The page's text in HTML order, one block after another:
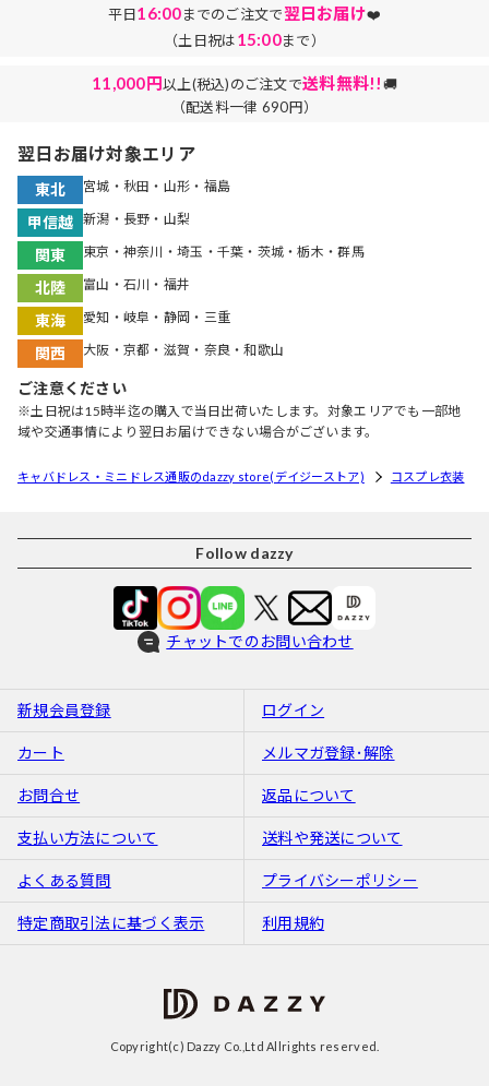
平日16:00までのご注文で翌日お届け❤️
（土日祝は15:00まで）
11,000円以上(税込)のご注文で送料無料!!🚚
（配送料一律 690円）
翌日お届け対象エリア
東北 宮城・秋田・山形・福島
甲信越 新潟・長野・山梨
関東 東京・神奈川・埼玉・千葉・茨城・栃木・群馬
北陸 富山・石川・福井
東海 愛知・岐阜・静岡・三重
関西 大阪・京都・滋賀・奈良・和歌山
ご注意ください
※土日祝は15時半迄の購入で当日出荷いたします。対象エリアでも一部地
域や交通事情により翌日お届けできない場合がございます。
キャバドレス・ミニドレス通販のdazzy store(デイジーストア) コスプレ衣装
Follow dazzy
チャットでのお問い合わせ
新規会員登録 ログイン
カート メルマガ登録･解除
お問合せ 返品について
支払い方法について 送料や発送について
よくある質問 プライバシーポリシー
特定商取引法に基づく表示 利用規約
Copyright(c) Dazzy Co.,Ltd Allrights reserved.